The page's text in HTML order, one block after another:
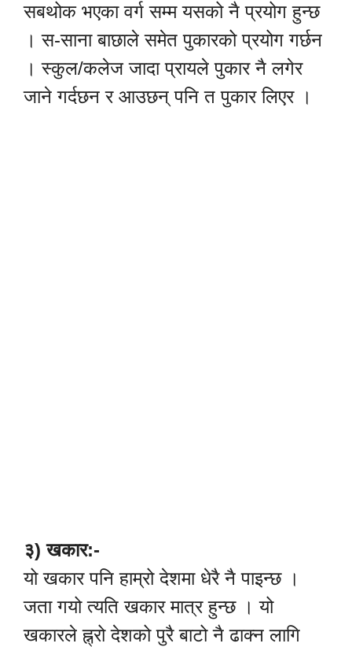
सबथोक भएका वर्ग सम्म यसको नै प्रयोग हुन्छ
। स-साना बाछाले समेत पुकारको प्रयोग गर्छन
। स्कुल/कलेज जादा प्रायले पुकार नै लगेर
जाने गर्दछन र आउछन् पनि त पुकार लिएर ।
३) खकार:-
यो खकार पनि हाम्रो देशमा धेरै नै पाइन्छ ।
जता गयो त्यति खकार मात्र हुन्छ । यो
खकारले ह्न्रो देशको पुरै बाटो नै ढाक्न लागि